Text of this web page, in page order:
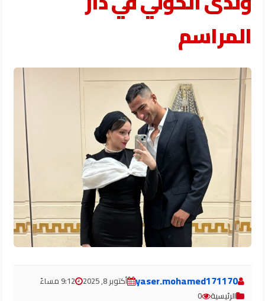
المراسم
yaser.mohamed171170 أكتوبر 8, 2025
9:12 مساءً
الرئيسية
0